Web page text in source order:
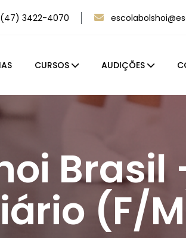
(47) 3422-4070
CURSOS AUDIÇÕES
Brasil
(F/